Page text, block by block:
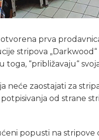
prva
stripova
“približavaju“
neće zaostajati za
od strane
popusti na